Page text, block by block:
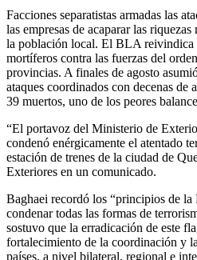
Facciones separatistas armadas las
las empresas de acaparar las
la población local. El BLA reivindica
mortíferos contra las fuerzas del
provincias. A finales de agosto
ataques coordinados con decenas de
39 muertos, uno de los peores
“El portavoz del Ministerio de
condenó enérgicamente el atentado
estación de trenes de la ciudad de
Exteriores en un comunicado.
Baghaei recordó los “principios de
condenar todas las formas de
sostuvo que la erradicación de este
fortalecimiento de la coordinación y
países, a nivel bilateral, regional e